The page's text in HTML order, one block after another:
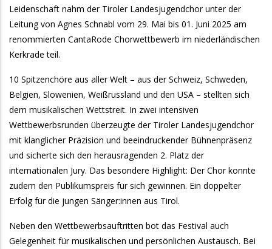
Leidenschaft nahm der Tiroler Landesjugendchor unter der
Leitung von Agnes Schnabl vom 29. Mai bis 01. Juni 2025 am
renommierten CantaRode Chorwettbewerb im niederländischen
Kerkrade teil.
10 Spitzenchöre aus aller Welt – aus der Schweiz, Schweden,
Belgien, Slowenien, Weißrussland und den USA – stellten sich
dem musikalischen Wettstreit. In zwei intensiven
Wettbewerbsrunden überzeugte der Tiroler Landesjugendchor
mit klanglicher Präzision und beeindruckender Bühnenpräsenz
und sicherte sich den herausragenden 2. Platz der
internationalen Jury. Das besondere Highlight: Der Chor konnte
zudem den Publikumspreis für sich gewinnen. Ein doppelter
Erfolg für die jungen Sänger:innen aus Tirol.
Neben den Wettbewerbsauftritten bot das Festival auch
Gelegenheit für musikalischen und persönlichen Austausch. Bei